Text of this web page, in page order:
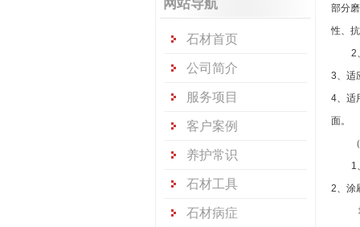
网站导航
石材首页
公司简介
服务项目
客户案例
养护常识
石材工具
石材病症
部分
性、
2
3、适
4、适
面。
1
2、涂